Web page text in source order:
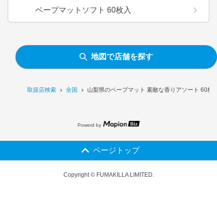
取扱店検索 全国 山梨県のベープマット 素敵な香りアソート 60枚
ベープマットソフト 60枚入
地図で店舗を探す
Powerd by
ページトップ
Copyright © FUMAKILLA LIMITED.